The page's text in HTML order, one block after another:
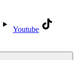
Youtube